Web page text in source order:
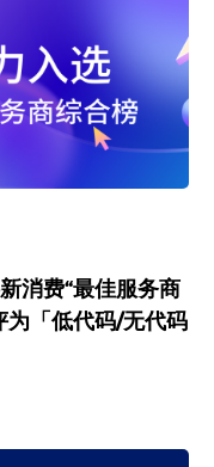
消费“最佳服务商
为「低代码/无代码